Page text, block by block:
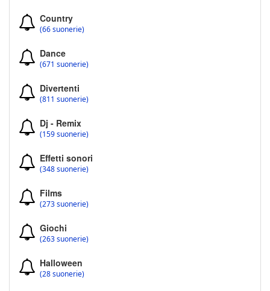
Country
(66 suonerie)
Dance
(671 suonerie)
Divertenti
(811 suonerie)
Dj - Remix
(159 suonerie)
Effetti sonori
(348 suonerie)
Films
(273 suonerie)
Giochi
(263 suonerie)
Halloween
(28 suonerie)